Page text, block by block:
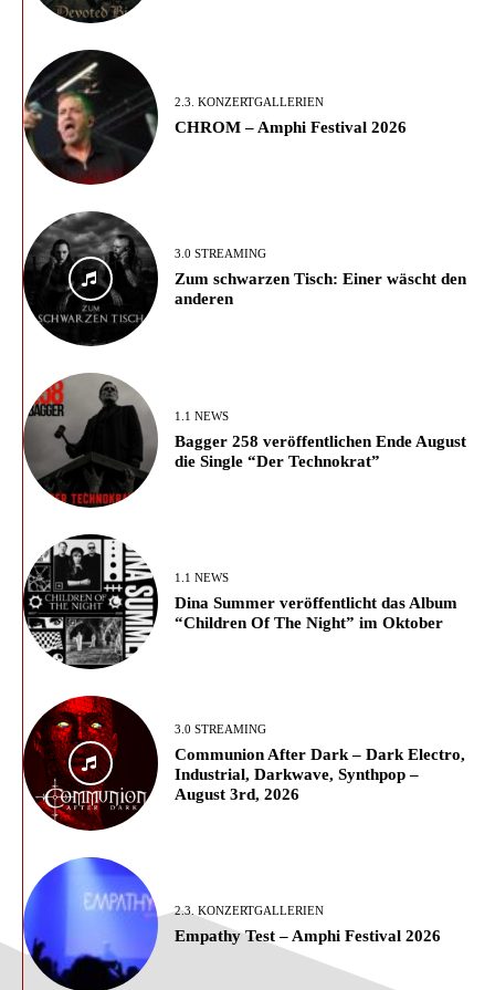
2.3. KONZERTGALLERIEN
CHROM – Amphi Festival 2026
3.0 STREAMING
Zum schwarzen Tisch: Einer wäscht den
anderen
1.1 NEWS
Bagger 258 veröffentlichen Ende August
die Single “Der Technokrat”
1.1 NEWS
Dina Summer veröffentlicht das Album
“Children Of The Night” im Oktober
3.0 STREAMING
Communion After Dark – Dark Electro,
Industrial, Darkwave, Synthpop –
August 3rd, 2026
2.3. KONZERTGALLERIEN
Empathy Test – Amphi Festival 2026